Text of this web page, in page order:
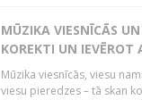
MŪZIKA VIESNĪCĀS
KOREKTI UN IEVĒROT
Mūzika viesnīcās, viesu
viesu pieredzes – tā skan